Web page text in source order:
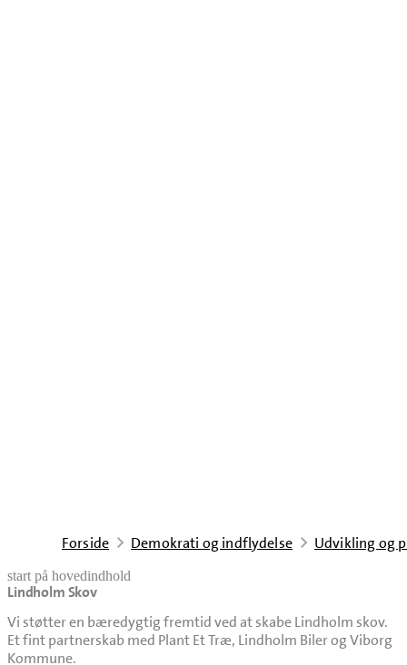
Forside Demokrati og indflydelse Udvikling og
start på hovedindhold
Lindholm Skov
Vi støtter en bæredygtig fremtid ved at skabe Lindholm skov.
Et fint partnerskab med Plant Et Træ, Lindholm Biler og Viborg
Kommune.
senest opdateret 5. maj 2026